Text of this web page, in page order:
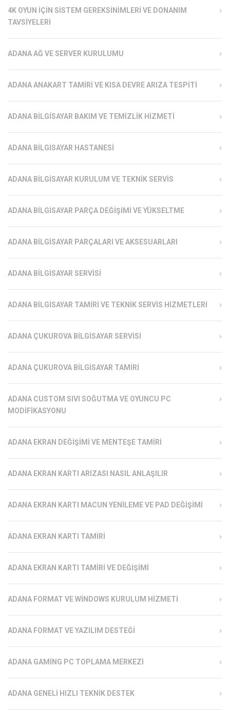
4K OYUN İÇIN SISTEM GEREKSINIMLERI VE DONANIM
TAVSIYELERI
ADANA AĞ VE SERVER KURULUMU
ADANA ANAKART TAMIRI VE KISA DEVRE ARIZA TESPITI
ADANA BILGISAYAR BAKIM VE TEMIZLIK HIZMETI
ADANA BILGISAYAR HASTANESI
ADANA BILGISAYAR KURULUM VE TEKNIK SERVIS
ADANA BILGISAYAR PARÇA DEĞIŞIMI VE YÜKSELTME
ADANA BILGISAYAR PARÇALARI VE AKSESUARLARI
ADANA BILGISAYAR SERVISI
ADANA BILGISAYAR TAMIRI VE TEKNIK SERVIS HIZMETLERI
ADANA ÇUKUROVA BILGISAYAR SERVISI
ADANA ÇUKUROVA BILGISAYAR TAMIRI
ADANA CUSTOM SIVI SOĞUTMA VE OYUNCU PC
MODIFIKASYONU
ADANA EKRAN DEĞIŞIMI VE MENTEŞE TAMIRI
ADANA EKRAN KARTI ARIZASI NASIL ANLAŞILIR
ADANA EKRAN KARTI MACUN YENILEME VE PAD DEĞIŞIMI
ADANA EKRAN KARTI TAMIRI
ADANA EKRAN KARTI TAMIRI VE DEĞIŞIMI
ADANA FORMAT VE WINDOWS KURULUM HIZMETI
ADANA FORMAT VE YAZILIM DESTEĞI
ADANA GAMING PC TOPLAMA MERKEZI
ADANA GENELI HIZLI TEKNIK DESTEK